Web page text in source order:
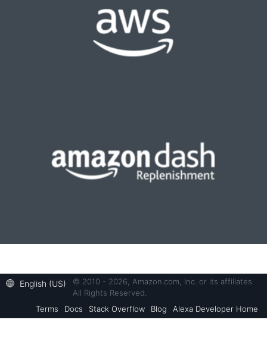
English (US)
© 2010 - 2026, Amazon.com, Inc. or its affiliates.
All Rights Reserved.
Terms
Docs Stack Overflow Blog Alexa Developer Home